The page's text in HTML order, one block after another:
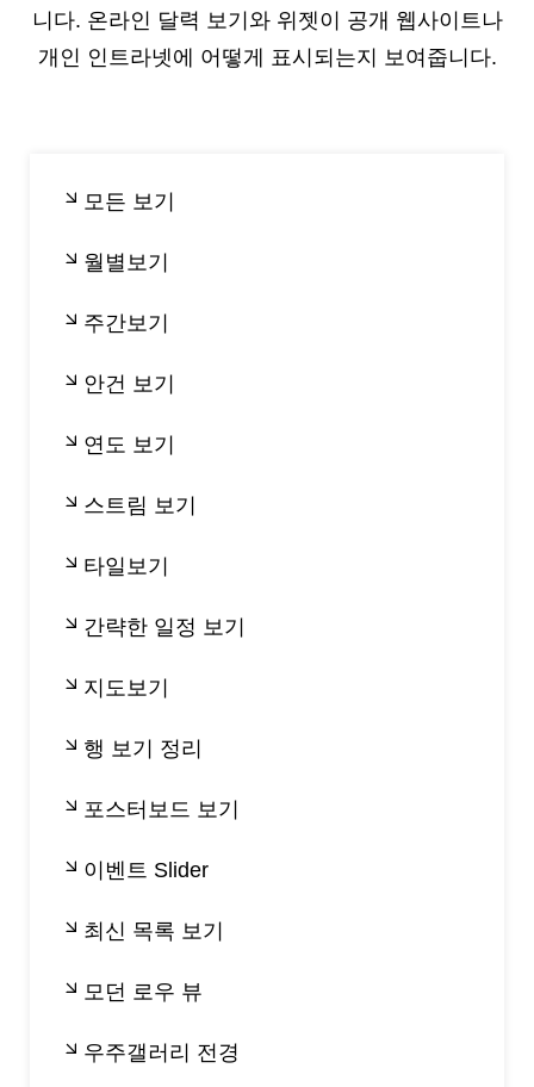
니다. 온라인 달력 보기와 위젯이 공개 웹사이트나
개인 인트라넷에 어떻게 표시되는지 보여줍니다.
모든 보기
월별보기
주간보기
안건 보기
연도 보기
스트림 보기
타일보기
간략한 일정 보기
지도보기
행 보기 정리
포스터보드 보기
이벤트 Slider
최신 목록 보기
모던 로우 뷰
우주갤러리 전경